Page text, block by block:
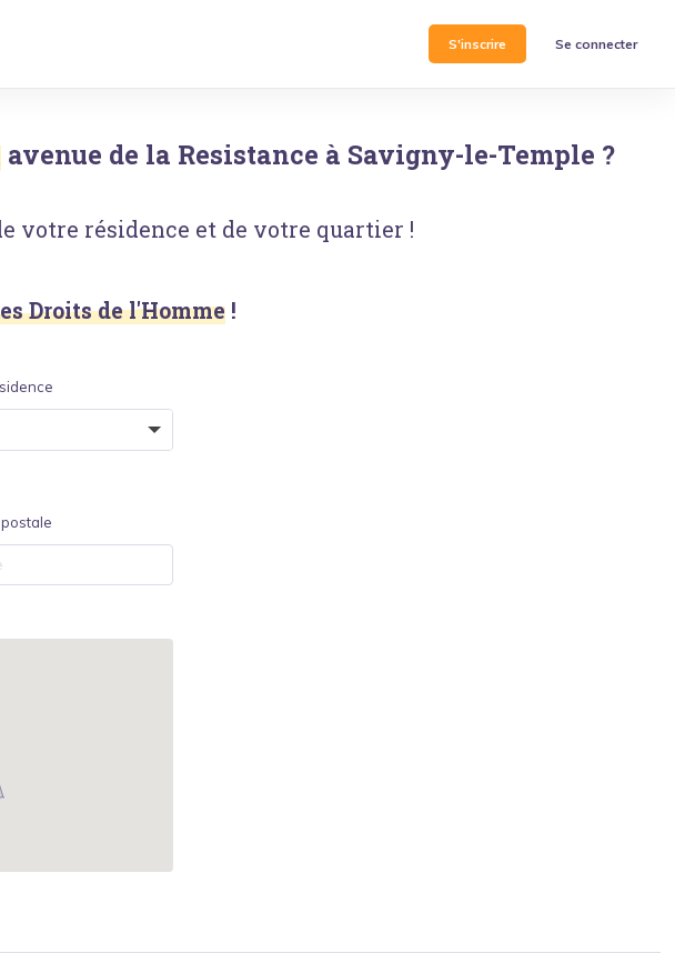
S'inscrire Se connecter
avenue de la Resistance à Savigny-le-Temple ?
votre résidence et de votre quartier !
Droits de l'Homme !